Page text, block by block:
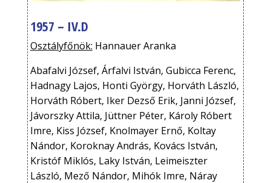
1957 – IV.D
Osztályfőnök: Hannauer Aranka
Abafalvi József, Árfalvi István, Gubicca Ferenc,
Hadnagy Lajos, Honti György, Horváth László,
Horváth Róbert, Iker Dezső Erik, Janni József,
Jávorszky Attila, Jüttner Péter, Károly Róbert
Imre, Kiss József, Knolmayer Ernő, Koltay
Nándor, Koroknay András, Kovács István,
Kristóf Miklós, Laky István, Leimeiszter
László, Mező Nándor, Mihók Imre, Náray